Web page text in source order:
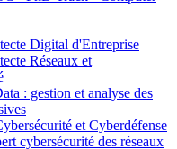
Digital d'Entreprise
Réseaux et
: gestion et analyse des
et Cyberdéfense
cybersécurité des réseaux